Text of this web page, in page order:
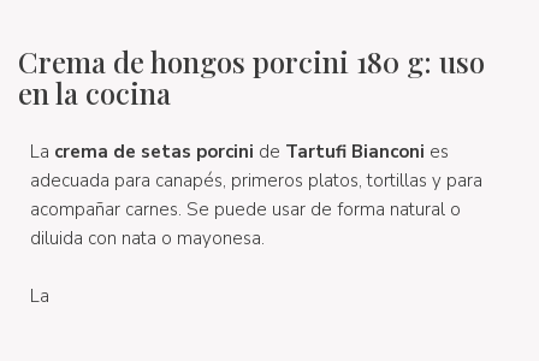
Crema de hongos porcini 180 g: uso
en la cocina
La crema de setas porcini de Tartufi Bianconi es
adecuada para canapés, primeros platos, tortillas y para
acompañar carnes. Se puede usar de forma natural o
diluida con nata o mayonesa.
La